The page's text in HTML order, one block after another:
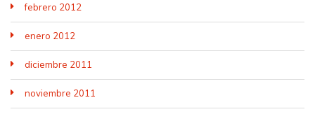
febrero 2012
enero 2012
diciembre 2011
noviembre 2011